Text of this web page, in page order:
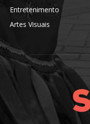
Entretenimento
Artes Visuais